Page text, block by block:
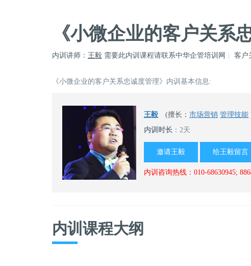
《小微企业的客户关系
内训讲师： 王毅 需要此内训课程请联系中华企管培训网 客户
《小微企业的客户关系忠诚度管理》内训基本信息:
王毅 (擅长： 市场营销 管理技能
内训时长 ：2天
邀请王毅 给王毅留言
内训咨询热线：010-68630945;
内训课程大纲